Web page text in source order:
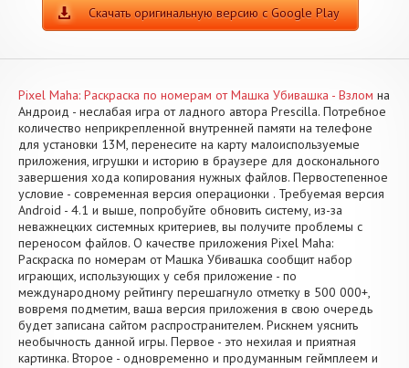
Скачать оригинальную версию с Google Play
Pixel Maha: Раскраска по номерам от Машка Убивашка - Взлом на
Андроид - неслабая игра от ладного автора Prescilla. Потребное
количество неприкрепленной внутренней памяти на телефоне
для установки 13M, перенесите на карту малоиспользуемые
приложения, игрушки и историю в браузере для досконального
завершения хода копирования нужных файлов. Первостепенное
условие - современная версия операционки . Требуемая версия
Android - 4.1 и выше, попробуйте обновить систему, из-за
неважнецких системных критериев, вы получите проблемы с
переносом файлов. О качестве приложения Pixel Maha:
Раскраска по номерам от Машка Убивашка сообщит набор
играющих, использующих у себя приложение - по
международному рейтингу перешагнуло отметку в 500 000+,
вовремя подметим, ваша версия приложения в свою очередь
будет записана сайтом распространителем. Рискнем уяснить
необычность данной игры. Первое - это нехилая и приятная
картинка. Второе - одновременно и продуманным геймплеем и